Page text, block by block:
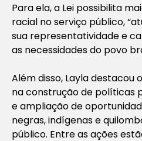
Para ela, a Lei possibilita
racial no serviço público,
sua representatividade e
as necessidades do povo
Além disso, Layla destacou
na construção de políticas
e ampliação de
negras, indígenas e
público. Entre as ações